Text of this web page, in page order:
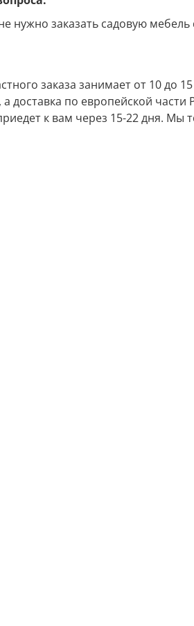
нужно заказать садовую мебель
заказа занимает от 10 до
доставка по европейской части
к вам через 15-22 дня.